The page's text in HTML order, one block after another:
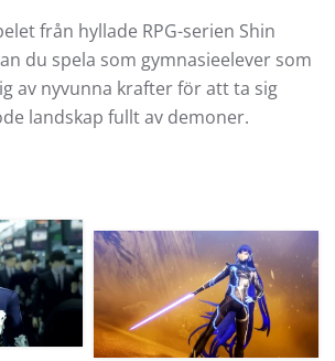
från hyllade RPG-serien Shin
du spela som gymnasieelever som
av nyvunna krafter för att ta sig
landskap fullt av demoner.